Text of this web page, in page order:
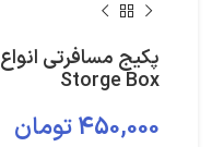
Storge Box
450,000تومان